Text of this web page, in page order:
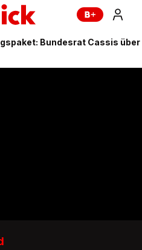
Bundesrat Cassis